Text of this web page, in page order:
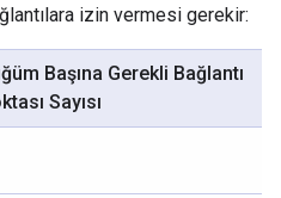
izin vermesi gerekir:
Başına Gerekli Bağlantı
Sayısı